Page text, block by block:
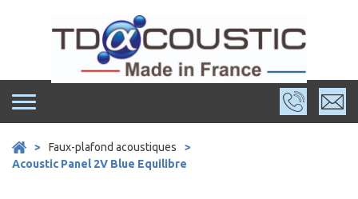
> Faux-plafond acoustiques
>
Acoustic Panel 2V Blue Equilibre